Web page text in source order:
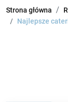
Strona główna
Najlepsze